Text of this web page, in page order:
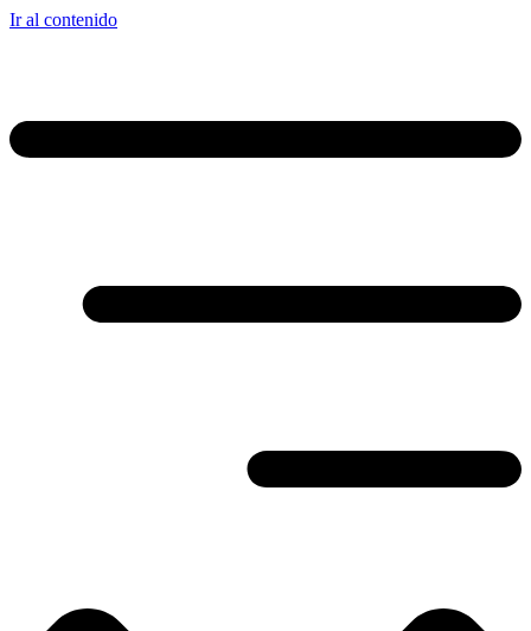
Ir al contenido